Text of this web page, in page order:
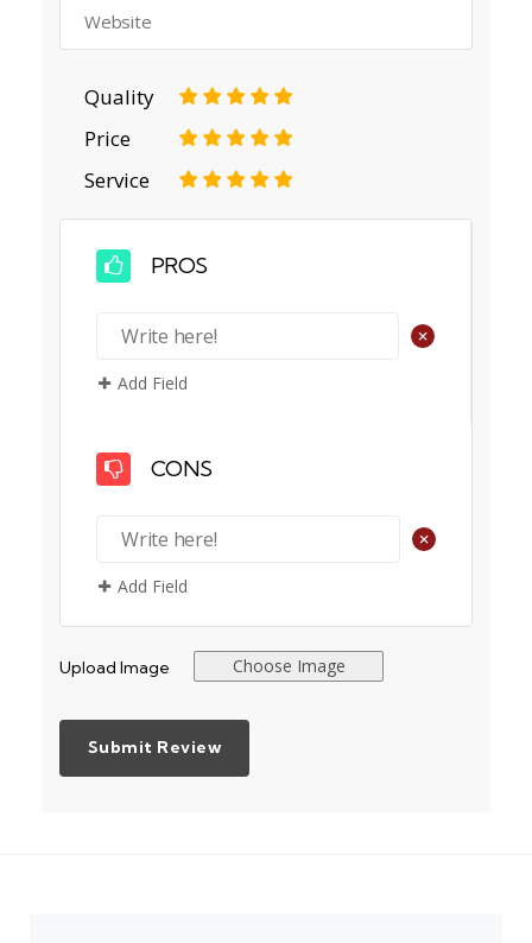
Quality 5
4
3
2
Price 5
4
3
2
Service 5
4
3
2
PROS
+
Add Field
CONS
+
Add Field
Upload Image Choose Image